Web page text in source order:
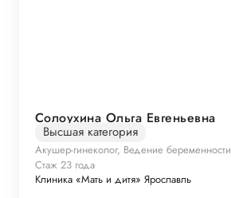
Солоухина Ольга Евгеньевна
Высшая категория
Акушер-гинеколог, Ведение беременности
Стаж 23 года
Клиника «Мать и дитя» Ярославль